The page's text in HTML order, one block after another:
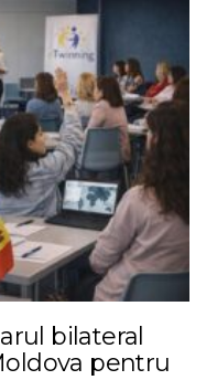
bilateral
pentru